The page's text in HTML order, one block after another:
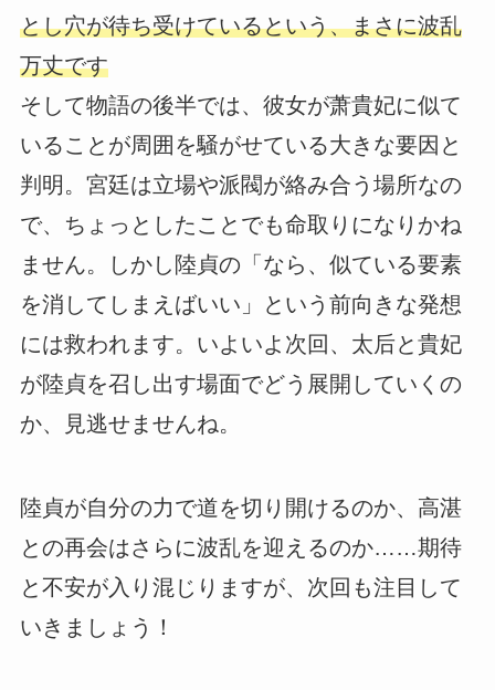
とし穴が待ち受けているという、まさに波乱
万丈です
そして物語の後半では、彼女が萧貴妃に似て
いることが周囲を騒がせている大きな要因と
判明。宮廷は立場や派閥が絡み合う場所なの
で、ちょっとしたことでも命取りになりかね
ません。しかし陸貞の「なら、似ている要素
を消してしまえばいい」という前向きな発想
には救われます。いよいよ次回、太后と貴妃
が陸貞を召し出す場面でどう展開していくの
か、見逃せませんね。
陸貞が自分の力で道を切り開けるのか、高湛
との再会はさらに波乱を迎えるのか……期待
と不安が入り混じりますが、次回も注目して
いきましょう！